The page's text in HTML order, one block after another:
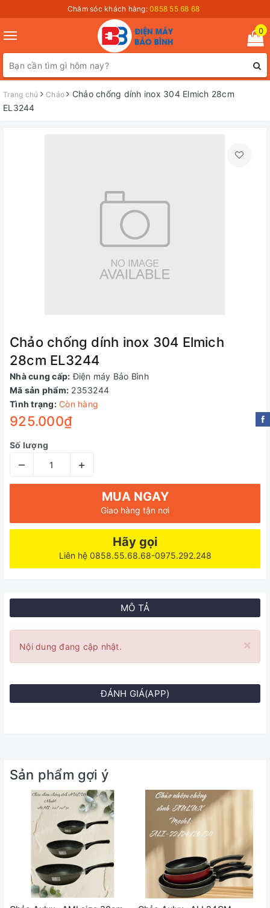
Chăm sóc khách hàng: 0858 55 68 68
Toggle
navigation
0
Trang chủ Chảo
Chảo chống dính inox 304 Elmich 28cm
EL3244
Chảo chống dính inox 304 Elmich
28cm EL3244
Nhà cung cấp: Điện máy Bảo Bình
Mã sản phẩm: 2353244
Tình trạng: Còn hàng
925.000₫
Số lượng
– +
MUA NGAY
Giao hàng tận nơi
Hãy gọi
Liên hệ 0858.55.68.68-0975.292.248
MÔ TẢ
×
Nội dung đang cập nhật.
ĐÁNH GIÁ(APP)
Sản phẩm gợi ý